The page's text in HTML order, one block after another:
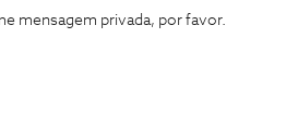
mensagem privada, por favor.